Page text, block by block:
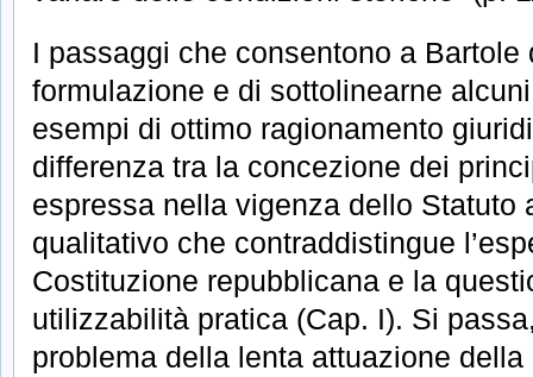
I passaggi che consentono a Bartole
formulazione e di sottolinearne
esempi di ottimo ragionamento
differenza tra la concezione dei
espressa nella vigenza dello Statuto
qualitativo che contraddistingue
Costituzione repubblicana e la
utilizzabilità pratica (Cap. I). Si
problema della lenta attuazione